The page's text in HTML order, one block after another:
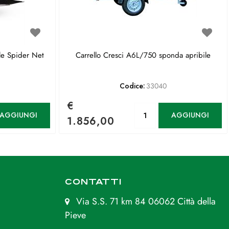
Spider Net Carrello Cresci A6L/750 sponda apribile
Codice: 33040
€
1.856,00
AGGIUNGI
CONTATTI
Via S.S. 71 km 84 06062 Città della
Pieve